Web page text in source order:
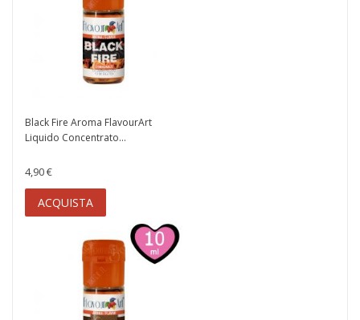
Black Fire Aroma FlavourArt
Liquido Concentrato...
4,90 €
ACQUISTA